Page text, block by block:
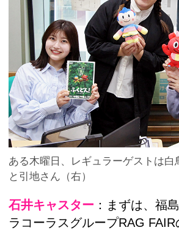
ある木曜日、レギュラーゲストは白
と引地さん（右）
石井キャスター ：まずは、福
ラコーラスグループRAG